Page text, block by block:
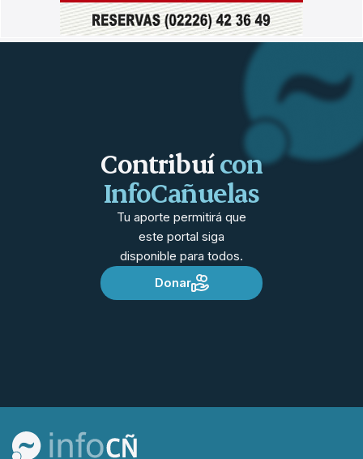
Contribuícon
InfoCañuelas
Tu aporte permitirá que
este portal siga
disponible para todos.
Donar